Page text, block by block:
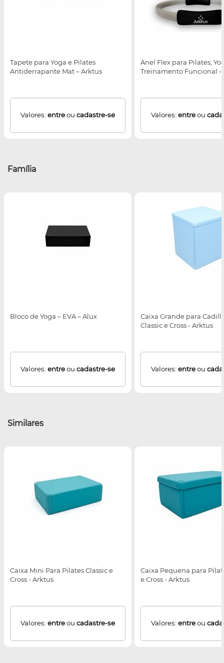
Tapete para Yoga e Pilates
Antiderrapante Mat – Arktus
Valores: entreou cadastre-se
Anel Flex para Pilates,
Treinamento Funcional -
Valores: entreou
Família
Bloco de Yoga – EVA – Alux
Valores: entreou cadastre-se
Caixa Grande para
Classic e Cross - Arktus
Valores: entreou
Similares
Caixa Mini Para Pilates Classic e
Cross - Arktus
Valores: entreou cadastre-se
Caixa Pequena para
e Cross - Arktus
Valores: entreou